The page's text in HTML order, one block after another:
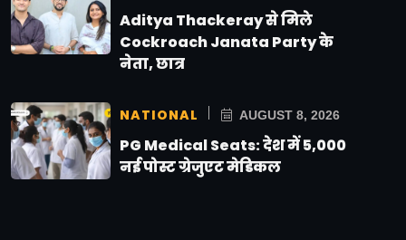
Aditya Thackeray से मिले
Cockroach Janata Party के
नेता, छात्र
NATIONAL AUGUST 8, 2026
PG Medical Seats: देश में 5,000
नई पोस्ट ग्रेजुएट मेडिकल